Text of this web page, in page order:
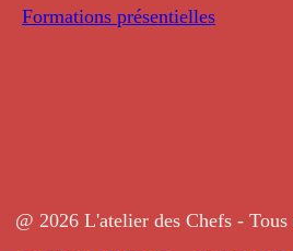
Formations présentielles
@ 2026 L'atelier des Chefs - Tous